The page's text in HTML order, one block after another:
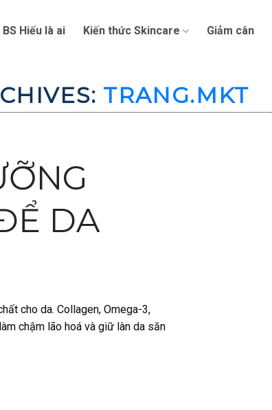
BS Hiếu là ai Kiến thức Skincare Giảm cân
TRANG.MKT
DA
cho da. Collagen, Omega-3,
chậm lão hoá và giữ làn da săn